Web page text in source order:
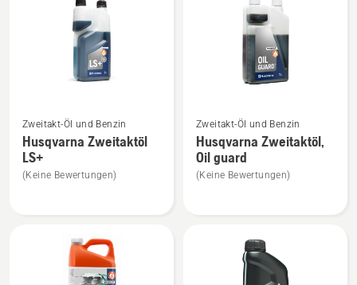
Details
zu
Husqvarna
Zweitaktöl
Zweitakt-Öl und Benzin
Husqvarna Zweitaktöl
LS+
(Keine Bewertungen)
Details
zu
Husqvarna
Zweitaktöl,
Zweitakt-Öl und Benzin
Husqvarna Zweitaktöl,
Oil guard
(Keine Bewertungen)